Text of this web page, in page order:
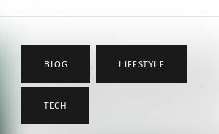
BLOG LIFESTYLE
TECH